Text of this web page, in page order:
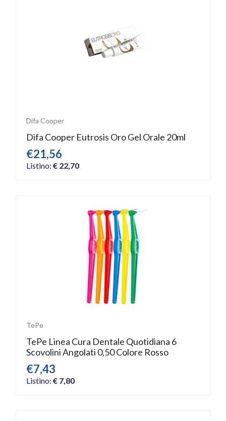
Difa Cooper
Difa Cooper Eutrosis Oro Gel Orale 20ml
€21,56
Listino: € 22,70
TePe
TePe Linea Cura Dentale Quotidiana 6
Scovolini Angolati 0,50 Colore Rosso
€7,43
Listino: € 7,80